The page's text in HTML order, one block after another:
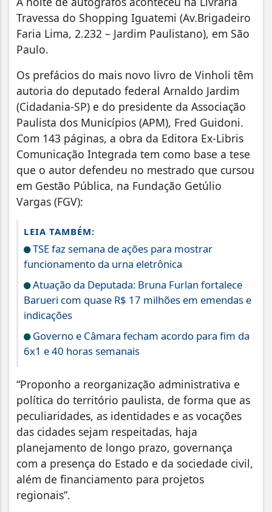
Travessa do Shopping Iguatemi (Av.Brigadeiro
Faria Lima, 2.232 – Jardim Paulistano), em São
Paulo.
Os prefácios do mais novo livro de Vinholi têm
autoria do deputado federal Arnaldo Jardim
(Cidadania-SP) e do presidente da Associação
Paulista dos Municípios (APM), Fred Guidoni.
Com 143 páginas, a obra da Editora Ex-Libris
Comunicação Integrada tem como base a tese
que o autor defendeu no mestrado que cursou
em Gestão Pública, na Fundação Getúlio
Vargas (FGV):
LEIA TAMBÉM:
TSE faz semana de ações para mostrar
funcionamento da urna eletrônica
Atuação da Deputada: Bruna Furlan fortalece
Barueri com quase R$ 17 milhões em emendas e
indicações
Governo e Câmara fecham acordo para fim da
6x1 e 40 horas semanais
“Proponho a reorganização administrativa e
política do território paulista, de forma que as
peculiaridades, as identidades e as vocações
das cidades sejam respeitadas, haja
planejamento de longo prazo, governança
com a presença do Estado e da sociedade civil,
além de financiamento para projetos
regionais”.